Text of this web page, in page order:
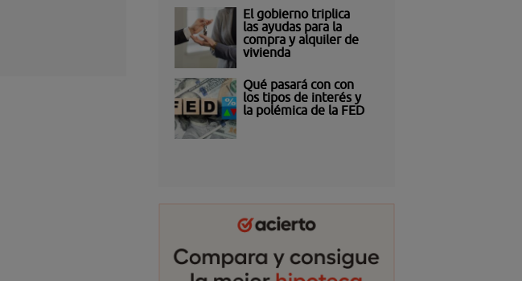
El gobierno triplica
las ayudas para la
compra y alquiler de
vivienda
Qué pasará con con
los tipos de interés y
la polémica de la FED